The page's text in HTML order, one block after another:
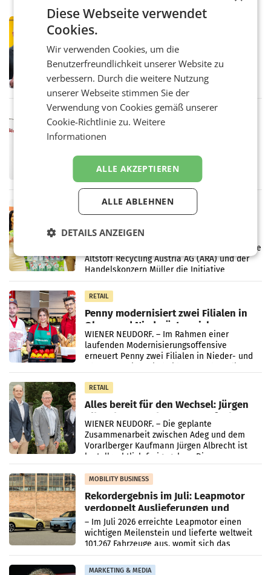
ersten Halbjahr trotz schwachem
Briefgeschäft
WIEN Die Österreichische Post AG hat im
ersten Halbjahr 2026 einen Konzernumsatz
von 1.544,0 Mio. EUR erwirtschaftet, was
einem Plus von 3,8 Prozent gegenüber dem
Vergleichszeitraum
MARKETING & MEDIA
überraschend viel Gewinn
Fernsehkonzern ProSiebenSat.1 hat im
Frühjahr dank Kostensenkungen operativ
wieder Gewinn gemacht und die
Markterwartung deutlich übertroffen.
RETAIL
Müller informieren am POS über
Über den gesamten August hinweg rücken die
Altstoff Recycling Austria AG (ARA) und der
Handelskonzern Müller die Initiative
„Kreislauf-Helden“ in allen österreichischen
Müller-Filialen
RETAIL
Penny modernisiert zwei Filialen in
Ober- und Niederösterreich
WIENER NEUDORF. – Im Rahmen einer
laufenden Modernisierungsoffensive
erneuert Penny zwei Filialen in Nieder- und
RETAIL
Alles bereit für den Wechsel: Jürgen
Albrecht setzt ab 1.1.2027 auf Adeg
WIENER NEUDORF. – Die geplante
Zusammenarbeit zwischen Adeg und dem
Vorarlberger Kaufmann Jürgen Albrecht ist
kartellrechtlich freigegeben: Die
Bundeswettbewerbsbehörde und der
Bundeskartellanwalt
MOBILITY BUSINESS
Rekordergebnis im Juli: Leapmotor
verdoppelt Auslieferungen und
überschreitet die 100.000er-Marke
– Im Juli 2026 erreichte Leapmotor einen
wichtigen Meilenstein und lieferte weltweit
101.267 Fahrzeuge aus, womit sich das
Ergebnis gegenüber Juli 2025 mehr als
verdoppelte (+102
MARKETING & MEDIA
Diese Webseite verwendet
Cookies.
Wir verwenden Cookies, um die
Benutzerfreundlichkeit unserer Website zu
verbessern. Durch die weitere Nutzung
unserer Webseite stimmen Sie der
Verwendung von Cookies gemäß unserer
Cookie-Richtlinie zu.Weitere
Informationen
ALLE AKZEPTIEREN
ALLE ABLEHNEN
DETAILS ANZEIGEN